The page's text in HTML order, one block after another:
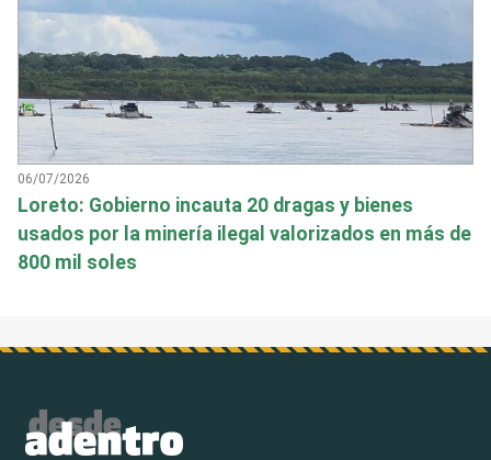
06/07/2026
Loreto: Gobierno incauta 20 dragas y bienes
usados por la minería ilegal valorizados en más de
800 mil soles